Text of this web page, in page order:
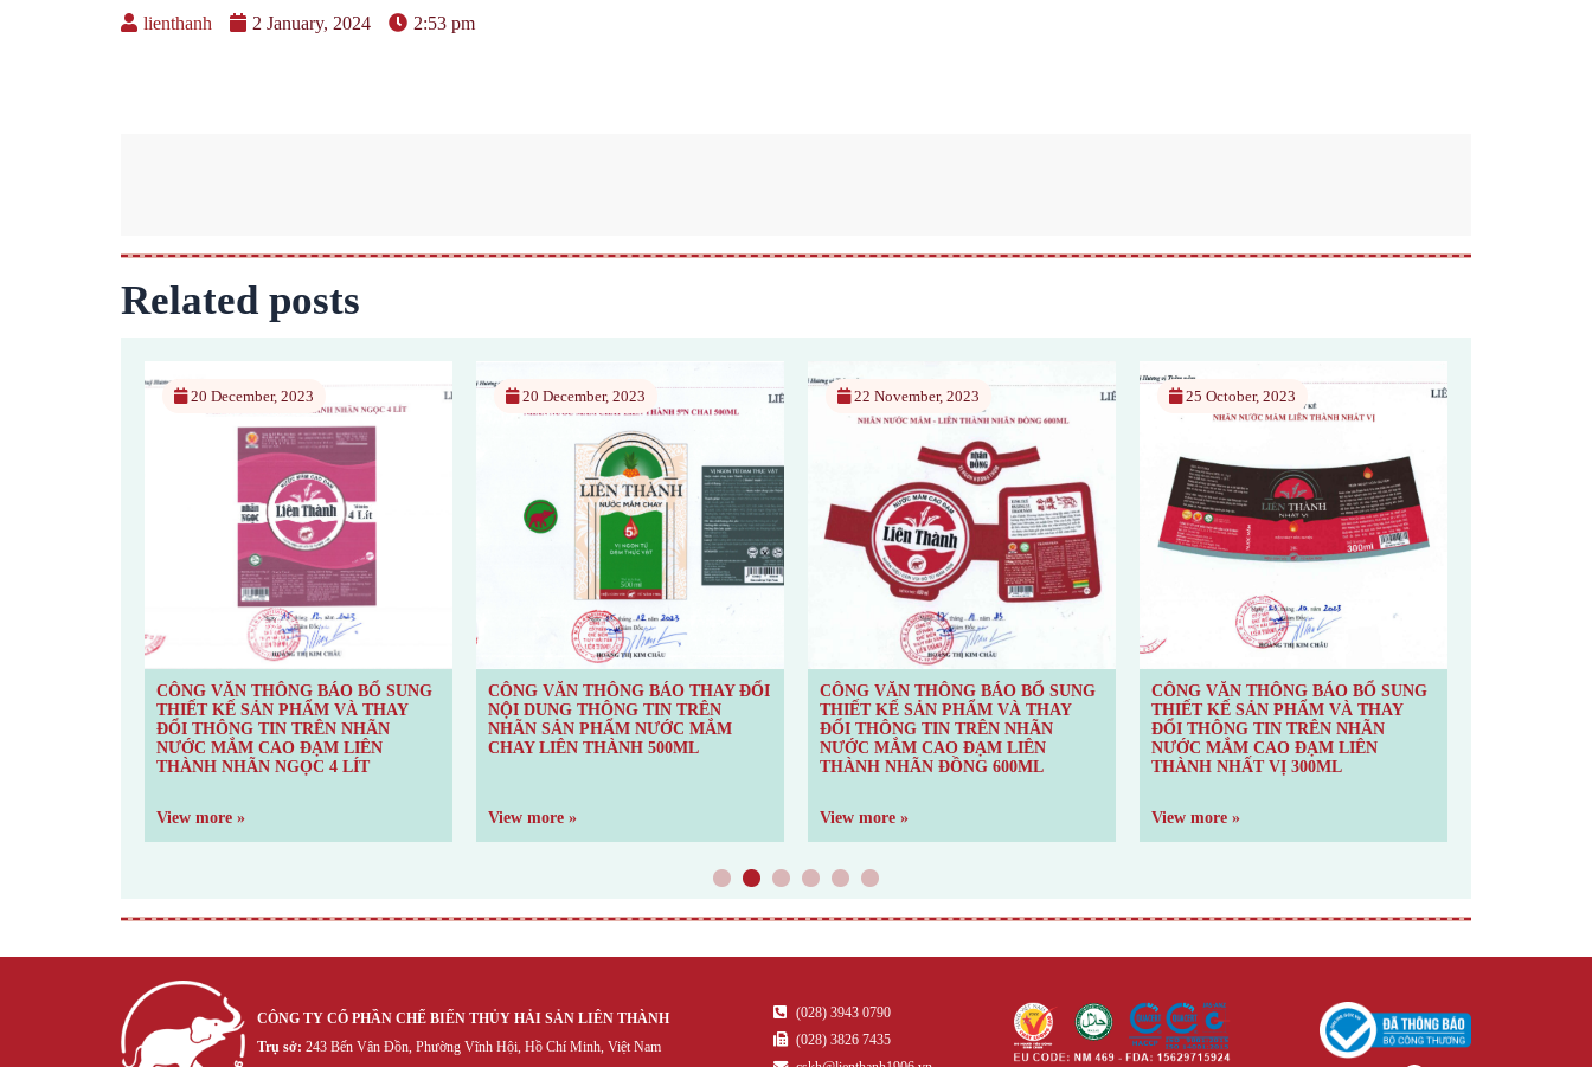
lienthanh 2 January, 2024 2:53 pm
Related posts
CÔNG VĂN THÔNG BÁO THAY ĐỔI
NỘI DUNG THÔNG TIN TRÊN
NHÃN SẢN PHẨM NƯỚC MẮM
CHAY LIÊN THÀNH 500ML
View more »
20 December, 2023
CÔNG VĂN THÔNG BÁO BỔ SUNG
THIẾT KẾ SẢN PHẨM VÀ THAY
ĐỔI THÔNG TIN TRÊN NHÃN
NƯỚC MẮM CAO ĐẠM LIÊN
View more »
22 November, 2023
CÔNG VĂN THÔNG BÁO BỔ SUNG
THIẾT KẾ SẢN PHẨM VÀ THAY
ĐỔI THÔNG TIN TRÊN NHÃN
NƯỚC MẮM CAO ĐẠM LIÊN
THÀNH NHẤT VỊ 300ML
View more »
25 October, 2023
CÔNG VĂN THÔNG BÁO BỔ SUNG
THIẾT KẾ SẢN PHẨM VÀ THAY
ĐỔI THÔNG TIN TRÊN NHÃN
NƯỚC MẮM CAO ĐẠM LIÊN
THÀNH NHÃN NGỌC 600ML
View more »
17 October, 2023
1 2 3 4 5 6
CÔNG TY CỔ PHẦN CHẾ BIẾN THỦY HẢI SẢN LIÊN THÀNH
Trụ sở: 243 Bến Vân Đồn, Phường Vĩnh Hội, Hồ Chí Minh, Việt Nam
(028) 3943 0790
(028) 3826 7435